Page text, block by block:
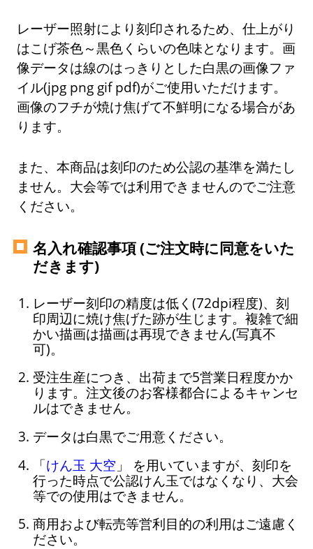
レーザー照射により刻印されるため、仕上がり
はこげ茶色～黒色くらいの色味となります。画
像データは線のはっきりとした白黒の画像ファ
イル(jpg png gif pdf)がご使用いただけます。
画像のフチが焼け焦げて不鮮明になる場合があ
ります。
また、本商品は刻印のため公認の基準を満たし
ません。大会等では利用できませんのでご注意
ください。
名入れ確認事項 (ご注文時に同意をいた
だきます)
レーザー刻印の精度は低く(72dpi程度)、刻
印周辺に焼け焦げた跡が生じます。複雑で細
かい描画は描画は再現できません(写真不
可)。
受注生産につき、出荷まで5営業日程度かか
ります。注文後のお客様都合によるキャンセ
ルはできません。
データは白黒でご用意ください。
「けん玉 大空 」 を用いていますが、刻印を
行った時点で公認けん玉ではなくなり、大会
等での使用はできません。
商用および転売等営利目的の利用はご遠慮く
ださい。